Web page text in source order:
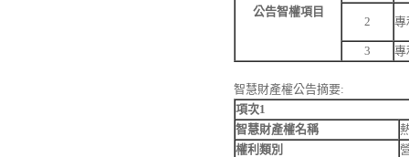
公告智權項目
2 專
3 專
智慧財產權公告摘要:
項次1
智慧財產權名稱
權利類別